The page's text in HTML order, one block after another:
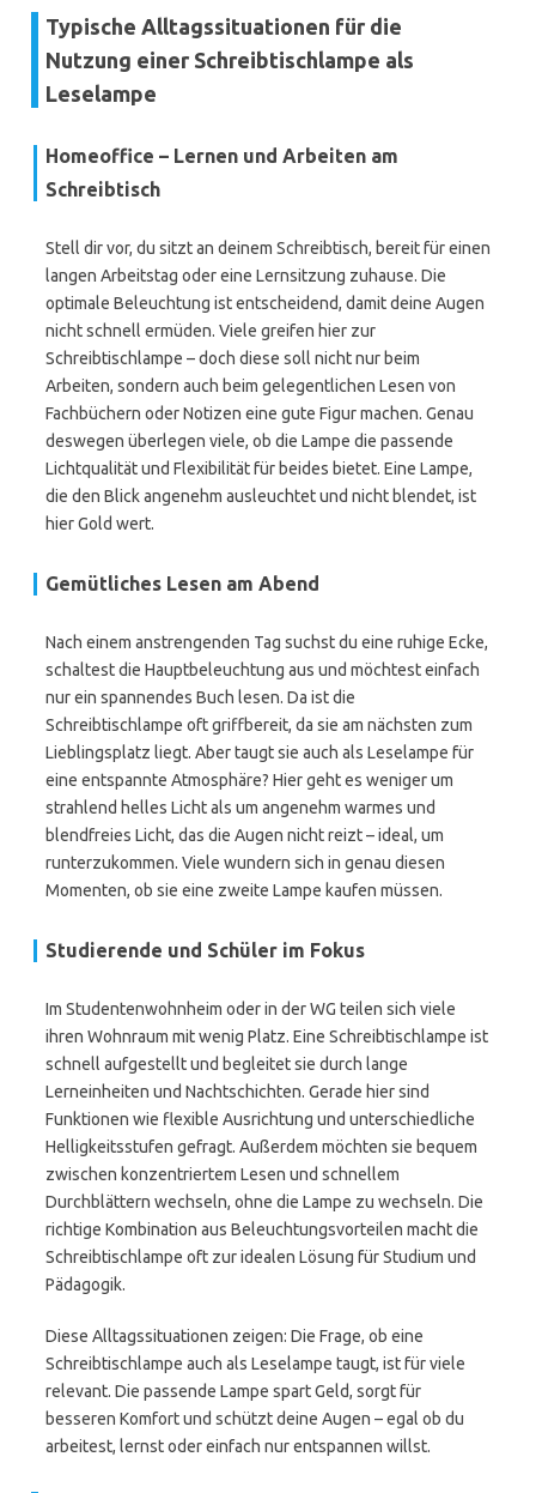
Typische Alltagssituationen für die
Nutzung einer Schreibtischlampe als
Leselampe
Homeoffice – Lernen und Arbeiten am
Schreibtisch
Stell dir vor, du sitzt an deinem Schreibtisch, bereit für einen
langen Arbeitstag oder eine Lernsitzung zuhause. Die
optimale Beleuchtung ist entscheidend, damit deine Augen
nicht schnell ermüden. Viele greifen hier zur
Schreibtischlampe – doch diese soll nicht nur beim
Arbeiten, sondern auch beim gelegentlichen Lesen von
Fachbüchern oder Notizen eine gute Figur machen. Genau
deswegen überlegen viele, ob die Lampe die passende
Lichtqualität und Flexibilität für beides bietet. Eine Lampe,
die den Blick angenehm ausleuchtet und nicht blendet, ist
hier Gold wert.
Gemütliches Lesen am Abend
Nach einem anstrengenden Tag suchst du eine ruhige Ecke,
schaltest die Hauptbeleuchtung aus und möchtest einfach
nur ein spannendes Buch lesen. Da ist die
Schreibtischlampe oft griffbereit, da sie am nächsten zum
Lieblingsplatz liegt. Aber taugt sie auch als Leselampe für
eine entspannte Atmosphäre? Hier geht es weniger um
strahlend helles Licht als um angenehm warmes und
blendfreies Licht, das die Augen nicht reizt – ideal, um
runterzukommen. Viele wundern sich in genau diesen
Momenten, ob sie eine zweite Lampe kaufen müssen.
Studierende und Schüler im Fokus
Im Studentenwohnheim oder in der WG teilen sich viele
ihren Wohnraum mit wenig Platz. Eine Schreibtischlampe ist
schnell aufgestellt und begleitet sie durch lange
Lerneinheiten und Nachtschichten. Gerade hier sind
Funktionen wie flexible Ausrichtung und unterschiedliche
Helligkeitsstufen gefragt. Außerdem möchten sie bequem
zwischen konzentriertem Lesen und schnellem
Durchblättern wechseln, ohne die Lampe zu wechseln. Die
richtige Kombination aus Beleuchtungsvorteilen macht die
Schreibtischlampe oft zur idealen Lösung für Studium und
Pädagogik.
Diese Alltagssituationen zeigen: Die Frage, ob eine
Schreibtischlampe auch als Leselampe taugt, ist für viele
relevant. Die passende Lampe spart Geld, sorgt für
besseren Komfort und schützt deine Augen – egal ob du
arbeitest, lernst oder einfach nur entspannen willst.